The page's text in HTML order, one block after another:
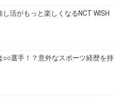
活がもっと楽しくなるNCT WISH
○○選手！？意外なスポーツ経歴を持